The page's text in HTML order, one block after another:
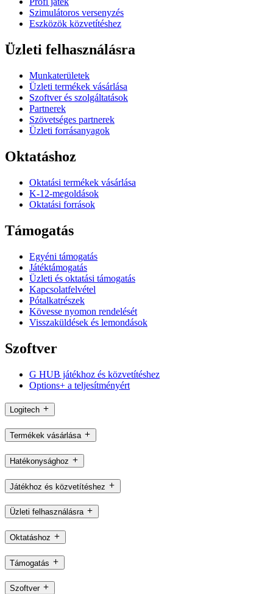
Szimulátoros versenyzés
Eszközök közvetítéshez
Üzleti felhasználásra
Munkaterületek
Üzleti termékek vásárlása
Szoftver és szolgáltatások
Partnerek
Szövetséges partnerek
Üzleti forrásanyagok
Oktatáshoz
Oktatási termékek vásárlása
K-12-megoldások
Oktatási források
Támogatás
Egyéni támogatás
Játéktámogatás
Üzleti és oktatási támogatás
Kapcsolatfelvétel
Pótalkatrészek
Kövesse nyomon rendelését
Visszaküldések és lemondások
Szoftver
G HUB játékhoz és közvetítéshez
Options+ a teljesítményért
Logitech
Termékek vásárlása
Hatékonysághoz
Játékhoz és közvetítéshez
Üzleti felhasználásra
Oktatáshoz
Támogatás
Szoftver